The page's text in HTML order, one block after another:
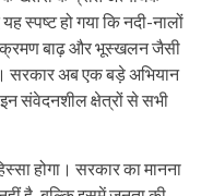
स्पष्ट हो गया कि नदी-नालों
बाढ़ और भूस्खलन जैसी
सरकार अब एक बड़े अभियान
संवेदनशील क्षेत्रों से सभी
होगा। सरकार का मानना